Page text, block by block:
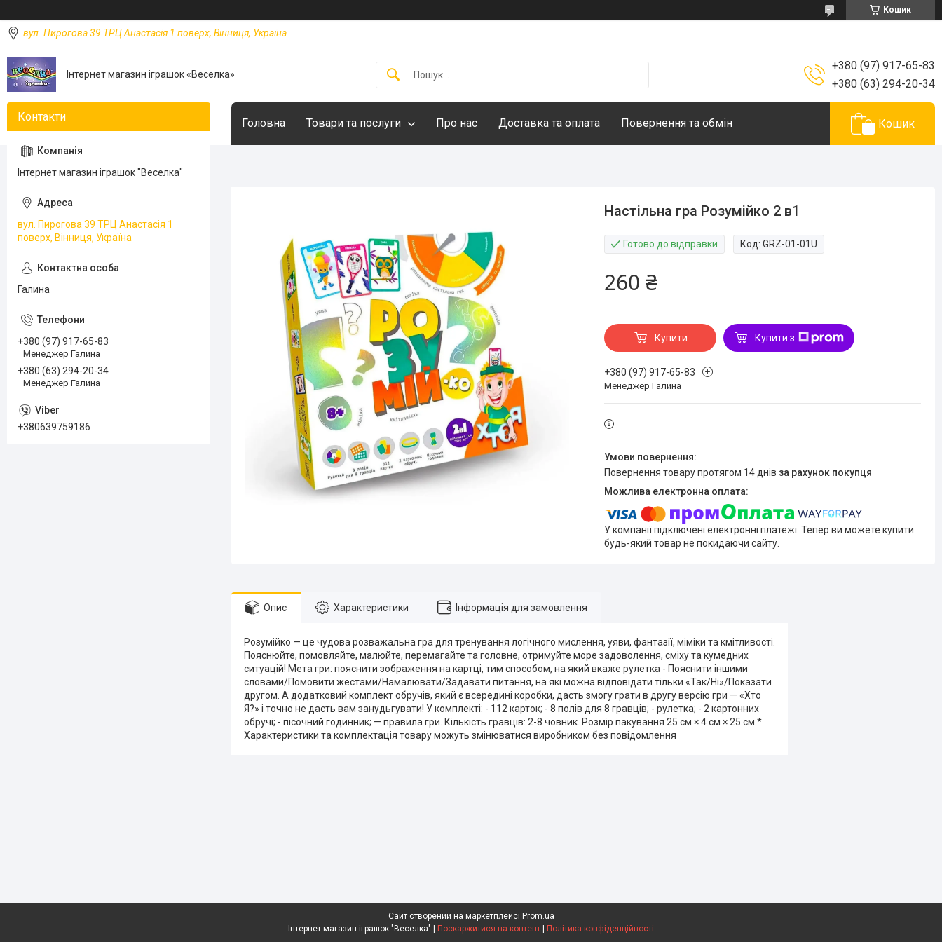
Кошик
вул. Пирогова 39 ТРЦ Анастасія 1 поверх, Вінниця, Україна
Інтернет магазин іграшок «Веселка»
+380 (97) 917-65-83
+380 (63) 294-20-34
Головна Товари та послуги Про нас Доставка та оплата Повернення та обмін Кошик
Настільна гра Розумійко 2 в1
Готово до відправки Код:GRZ-01-01U
260 ₴
Купити Купити з
+380 (97) 917-65-83
Менеджер Галина
повернення товару протягом 14 днів за рахунок покупця
У компанії підключені електронні платежі. Тепер ви можете купити
будь-який товар не покидаючи сайту.
Опис Характеристики Інформація для замовлення
Розумійко — це чудова розважальна гра для тренування логічного мислення, уяви, фантазії, міміки та кмітливості.
Пояснюйте, помовляйте, малюйте, перемагайте та головне, отримуйте море задоволення, сміху та кумедних
ситуацій! Мета гри: пояснити зображення на картці, тим способом, на який вкаже рулетка - Пояснити іншими
словами/Помовити жестами/Намалювати/Задавати питання, на які можна відповідати тільки «Так/Ні»/Показати
другом. А додатковий комплект обручів, який є всередині коробки, дасть змогу грати в другу версію гри — «Хто
Я?» і точно не дасть вам занудьгувати! У комплекті: - 112 карток; - 8 полів для 8 гравців; - рулетка; - 2 картонних
обручі; - пісочний годинник; — правила гри. Кількість гравців: 2-8 човник. Розмір пакування 25 см × 4 см × 25 см *
Характеристики та комплектація товару можуть змінюватися виробником без повідомлення
Інтернет магазин іграшок "Веселка"
вул. Пирогова 39 ТРЦ Анастасія 1
поверх, Вінниця, Україна
Галина
+380 (97) 917-65-83
Менеджер Галина
+380 (63) 294-20-34
Менеджер Галина
+380639759186
Сайт створений на маркетплейсі Prom.ua
Поскаржитися на контент Політика конфіденційності